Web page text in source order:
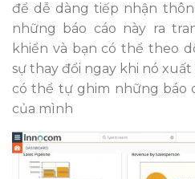
để dễ dàng tiếp nhận
những báo cáo này ra
khiển và bạn có thể theo
sự thay đổi ngay khi nó
có thể tự ghim những báo
của mình